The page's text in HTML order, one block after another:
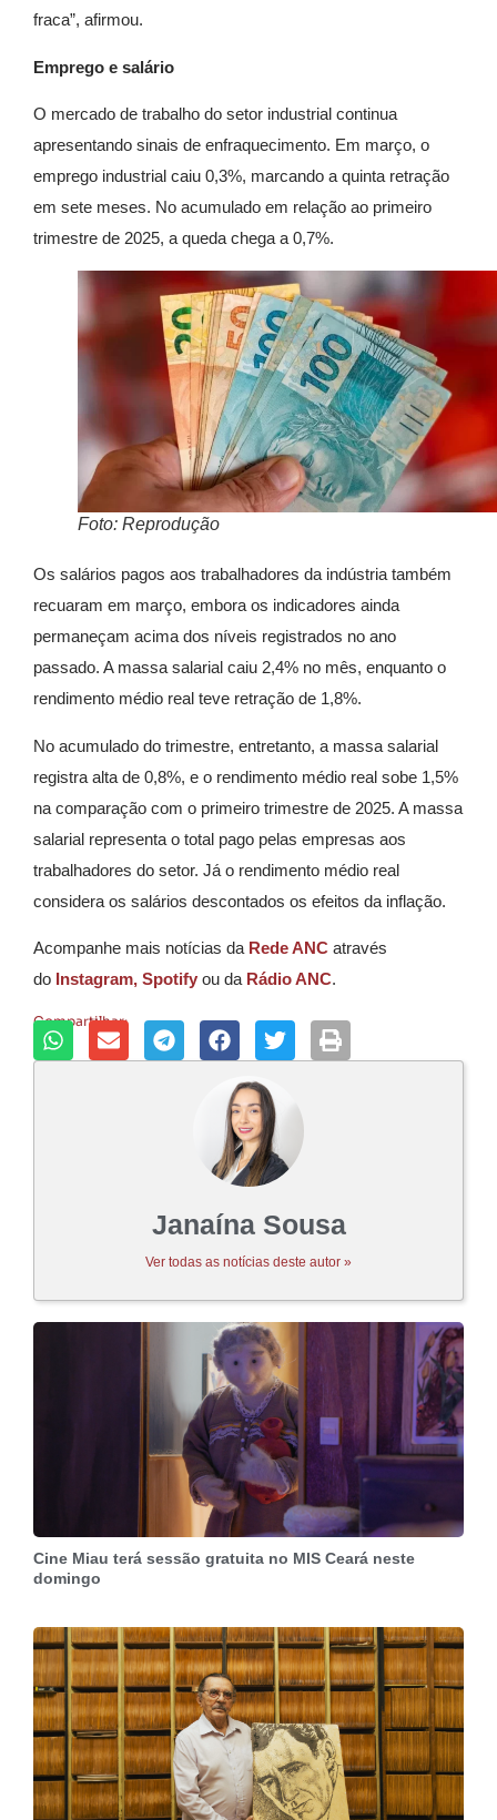
fraca”, afirmou.
Emprego e salário
O mercado de trabalho do setor industrial continua
apresentando sinais de enfraquecimento. Em março, o
emprego industrial caiu 0,3%, marcando a quinta retração
em sete meses. No acumulado em relação ao primeiro
trimestre de 2025, a queda chega a 0,7%.
Foto: Reprodução
Os salários pagos aos trabalhadores da indústria também
recuaram em março, embora os indicadores ainda
permaneçam acima dos níveis registrados no ano
passado. A massa salarial caiu 2,4% no mês, enquanto o
rendimento médio real teve retração de 1,8%.
No acumulado do trimestre, entretanto, a massa salarial
registra alta de 0,8%, e o rendimento médio real sobe 1,5%
na comparação com o primeiro trimestre de 2025. A massa
salarial representa o total pago pelas empresas aos
trabalhadores do setor. Já o rendimento médio real
considera os salários descontados os efeitos da inflação.
Acompanhe mais notícias da Rede ANC através
do Instagram, Spotify ou da Rádio ANC.
Compartilhar:
Janaína Sousa
Ver todas as notícias deste autor »
Cine Miau terá sessão gratuita no MIS Ceará neste
domingo